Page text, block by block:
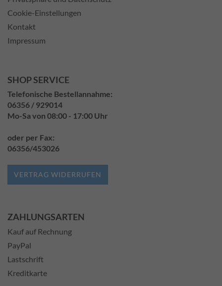
Cookie-Einstellungen
Kontakt
Impressum
SHOP SERVICE
Telefonische Bestellannahme:
06356 / 929014
Mo-Sa von 08:00 - 17:00 Uhr
oder per Fax:
06356/453026
VERTRAG WIDERRUFEN
ZAHLUNGSARTEN
Kauf auf Rechnung
PayPal
Lastschrift
Kreditkarte